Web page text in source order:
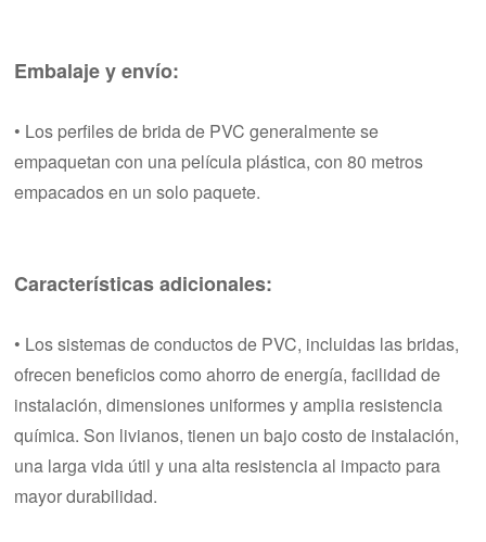
Embalaje y envío:
• Los perfiles de brida de PVC generalmente se
empaquetan con una película plástica, con 80 metros
empacados en un solo paquete.
Características adicionales:
• Los sistemas de conductos de PVC, incluidas las bridas,
ofrecen beneficios como ahorro de energía, facilidad de
instalación, dimensiones uniformes y amplia resistencia
química. Son livianos, tienen un bajo costo de instalación,
una larga vida útil y una alta resistencia al impacto para
mayor durabilidad.